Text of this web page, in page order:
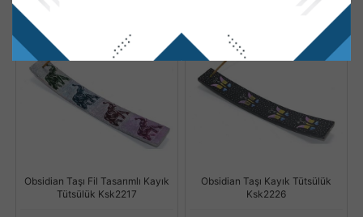
Obsidian Taşı Fil Tasarımlı Kayık
Tütsülük Ksk2217
Obsidian Taşı Kayık Tütsülük
Ksk2226